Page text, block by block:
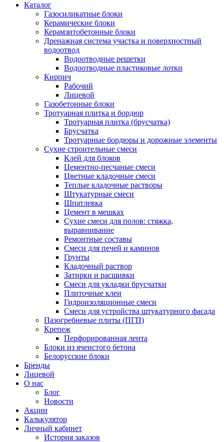
Каталог
Газосиликатные блоки
Керамические блоки
Керамзитобетонные блоки
Дренажная система участка и поверхностный
водоотвод
Водоотводные решетки
Водоотводные пластиковые лотки
Кирпич
Рабочий
Лицевой
Газобетонные блоки
Тротуарная плитка и бордюр
Тротуарная плитка (брусчатка)
Брусчатка
Тротуарные бордюры и дорожные элементы
Сухие строительные смеси
Клей для блоков
Цементно-песчаные смеси
Цветные кладочные смеси
Теплые кладочные растворы
Штукатурные смеси
Шпатлевка
Цемент в мешках
Сухие смеси для полов: стяжка,
выравнивание
Ремонтные составы
Смеси для печей и каминов
Грунты
Кладочный раствор
Затирки и расшивки
Смеси для укладки брусчатки
Плиточные клеи
Гидроизоляционные смеси
Смеси для устройства штукатурного фасада
Пазогребневые плиты (ПГП)
Крепеж
Перфорированная лента
Блоки из ячеистого бетона
Белорусские блоки
Бренды
Лицевой
О нас
Блог
Новости
Акции
Калькулятор
Личный кабинет
История заказов